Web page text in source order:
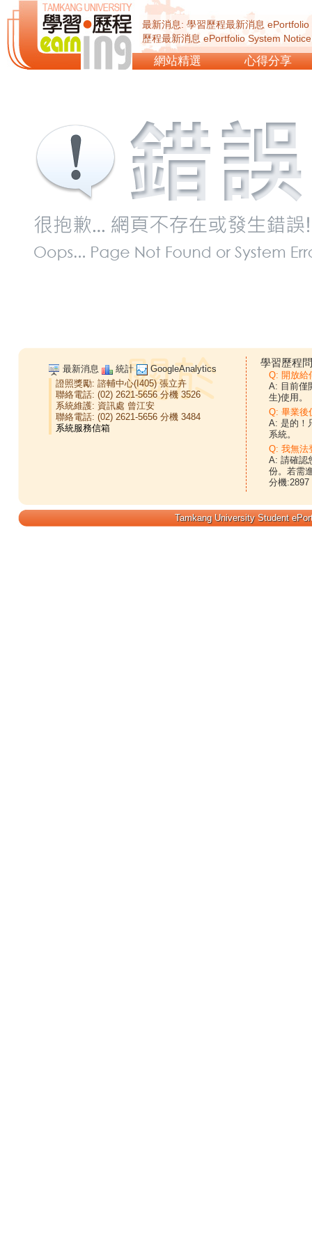
最新消息: 學習歷程最新消息
歷程最新消息 ePortfolio System
ePortfolio System Notice...
網站精選 心得分享
最新消息 統計
GoogleAnalytics
證照獎勵: 諮輔中心(I405)張立卉
聯絡電話: (02) 2621-5656 分機 3526
系統維護: 資訊處 曾江安
聯絡電話: (02) 2621-5656 分機 3484
學習歷程
Q: 開放給
A: 目前僅
生)使用。
Q: 畢業後
A: 是的！
系統。
Q: 我無法
A: 請確認
份。若需
分機:2897
Tamkang University Student